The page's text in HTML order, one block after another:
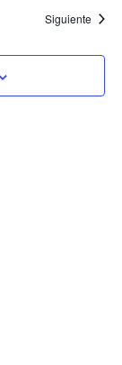
Siguiente